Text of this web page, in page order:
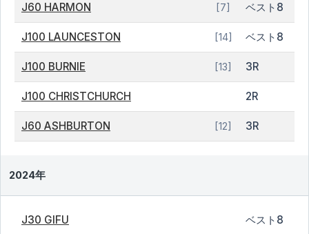
J60 HARMON [7] ベスト8
J100 LAUNCESTON [14] ベスト8
J100 BURNIE [13] 3R
J100 CHRISTCHURCH 2R
J60 ASHBURTON [12] 3R
2024年
J30 GIFU ベスト8